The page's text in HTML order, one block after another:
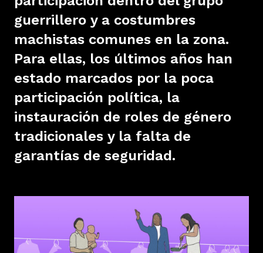
guerrillero y a costumbres
machistas comunes en la zona.
Para ellas, los últimos años han
estado marcados por la poca
participación política, la
instauración de roles de género
tradicionales y la falta de
garantías de seguridad.